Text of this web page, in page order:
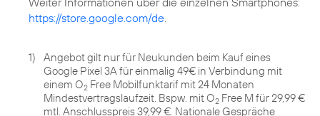
https://store.google.com/de.
1)
Angebot gilt nur für Neukunden beim Kauf eines
Google Pixel 3A für einmalig 49€ in Verbindung mit
einem O2 Free Mobilfunktarif mit 24 Monaten
Mindestvertragslaufzeit. Bspw. mit O2 Free M für 29,99 €
mtl. Anschlusspreis 39,99 €. Nationale Gespräche